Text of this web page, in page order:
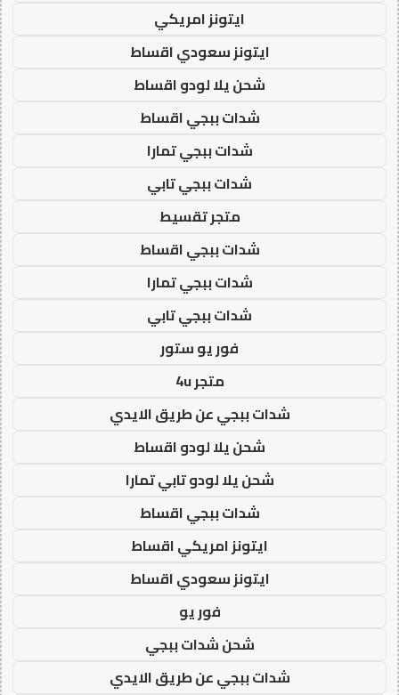
ايتونز امريكي
ايتونز سعودي اقساط
شحن يلا لودو اقساط
شدات ببجي اقساط
شدات ببجي تمارا
شدات ببجي تابي
متجر تقسيط
شدات ببجي اقساط
شدات ببجي تمارا
شدات ببجي تابي
فور يو ستور
متجر 4u
شدات ببجي عن طريق الايدي
شحن يلا لودو اقساط
شحن يلا لودو تابي تمارا
شدات ببجي اقساط
ايتونز امريكي اقساط
ايتونز سعودي اقساط
فور يو
شحن شدات ببجي
شدات ببجي عن طريق الايدي